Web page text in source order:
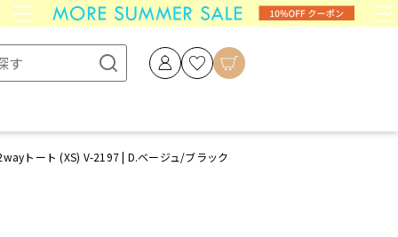
トート (XS) V-2197 | D.ベージュ/ブラック